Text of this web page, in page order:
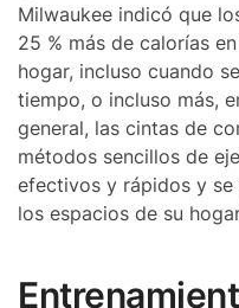
Milwaukee indicó que
25 % más de calorías
hogar, incluso cuando
tiempo, o incluso más,
general, las cintas de
métodos sencillos de
efectivos y rápidos y se
los espacios de su